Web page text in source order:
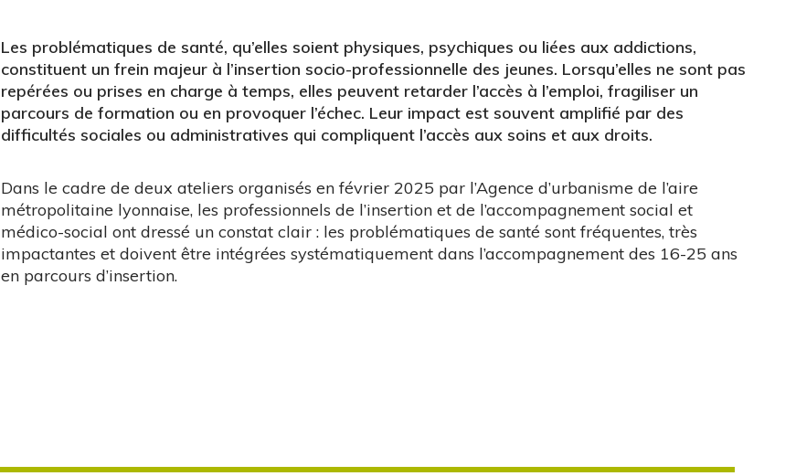
Les problématiques de santé, qu’elles soient physiques, psychiques ou liées aux addictions,
constituent un frein majeur à l’insertion socio-professionnelle des jeunes. Lorsqu’elles ne sont pas
repérées ou prises en charge à temps, elles peuvent retarder l’accès à l’emploi, fragiliser un
parcours de formation ou en provoquer l’échec. Leur impact est souvent amplifié par des
difficultés sociales ou administratives qui compliquent l’accès aux soins et aux droits.
Dans le cadre de deux ateliers organisés en février 2025 par l’Agence d’urbanisme de l’aire
métropolitaine lyonnaise, les professionnels de l’insertion et de l’accompagnement social et
médico-social ont dressé un constat clair : les problématiques de santé sont fréquentes, très
impactantes et doivent être intégrées systématiquement dans l’accompagnement des 16-25 ans
en parcours d’insertion.